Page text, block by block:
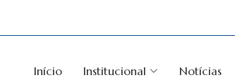
Início Institucional Notícias